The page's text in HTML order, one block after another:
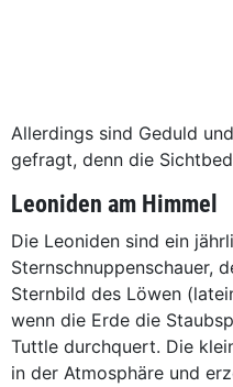
Allerdings sind Geduld
gefragt, denn die
Leoniden am Himmel
Die Leoniden sind ein
Sternschnuppenschauer,
Sternbild des Löwen
wenn die Erde die
Tuttle durchquert. Die
in der Atmosphäre und